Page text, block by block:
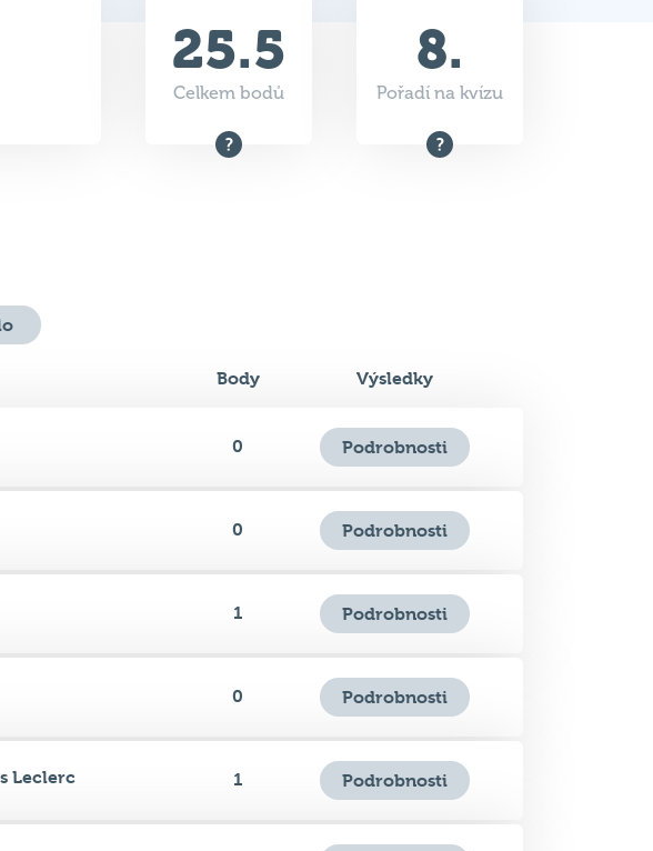
0 Podrobnosti
1 Podrobnosti
0 Podrobnosti
Leclerc 1 Podrobnosti
0 Podrobnosti